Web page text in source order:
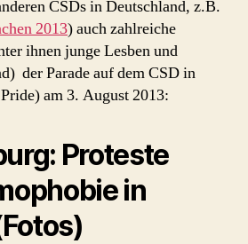
CSDs in Deutschland, z.B.
2013) auch zahlreiche
ihnen junge Lesben und
der Parade auf dem CSD in
am 3. August 2013:
Proteste
in